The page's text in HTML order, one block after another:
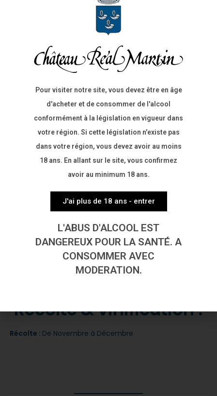
Sol
Argilo calcaire
Exposition
Degré d'alcool
Récolte & vinification :
Récolte : De Novembre à Décembre
Pour visiter notre site, vous devez être en âge
d'acheter et de consommer de l'alcool
conformément à la législation en vigueur dans
votre région. Si cette législation n'existe pas
dans votre région, vous devez avoir au moins
18 ans. En allant sur le site, vous confirmez
avoir au minimum 18 ans.
J'ai plus de 18 ans - entrer
L'ABUS D'ALCOOL EST
DANGEREUX POUR LA SANTÉ. A
CONSOMMER AVEC
MODERATION.